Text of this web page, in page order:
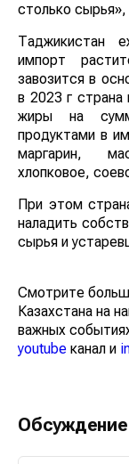
Таджикистан
растительного
основном из
страна
сумму более
импорте
масло
рапсовое масла.
При этом
наладить
сырья и
Казахстана на
важных
youtube канал и